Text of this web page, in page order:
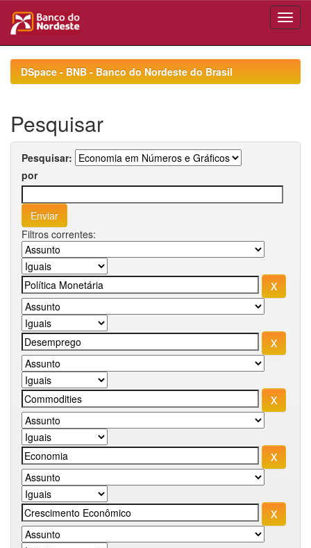
navigationDSpace - BNB - Banco do Nordeste do Brasil
Pesquisar
Pesquisar:
por
Filtros correntes: